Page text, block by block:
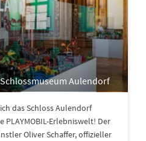
Aulendorf
das Schloss Aulendorf
Erlebniswelt! Der
Oliver Schaffer, offizieller